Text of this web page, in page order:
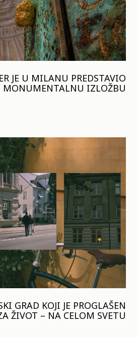
JE U MILANU PREDSTAVIO
MONUMENTALNU IZLOŽBU
GRAD KOJI JE PROGLAŠEN
ŽIVOT – NA CELOM SVETU